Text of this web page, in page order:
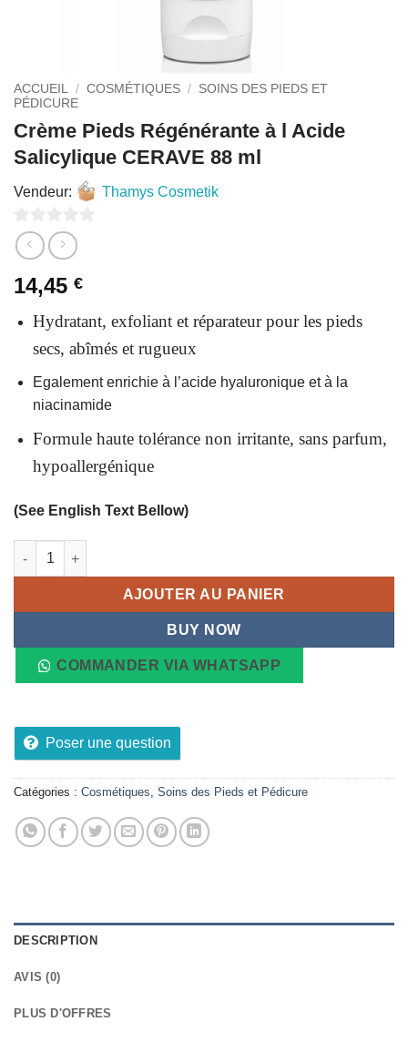
ACCUEIL / COSMÉTIQUES / SOINS DES PIEDS ET
PÉDICURE
Crème Pieds Régénérante à l Acide
Salicylique CERAVE 88 ml
Vendeur: Thamys Cosmetik
0
sur
5
14,45 €
Hydratant, exfoliant et réparateur pour les pieds
secs, abîmés et rugueux
Egalement enrichie à l’acide hyaluronique et à la
niacinamide
Formule haute tolérance non irritante, sans parfum,
hypoallergénique
(See English Text Bellow)
quantité de Crème Pieds Régénérante à l Acide Salicylique
AJOUTER AU PANIER
BUY NOW
COMMANDER VIA WHATSAPP
Poser une question
Catégories : Cosmétiques Soins des Pieds et Pédicure
DESCRIPTION
AVIS (0)
PLUS D'OFFRES